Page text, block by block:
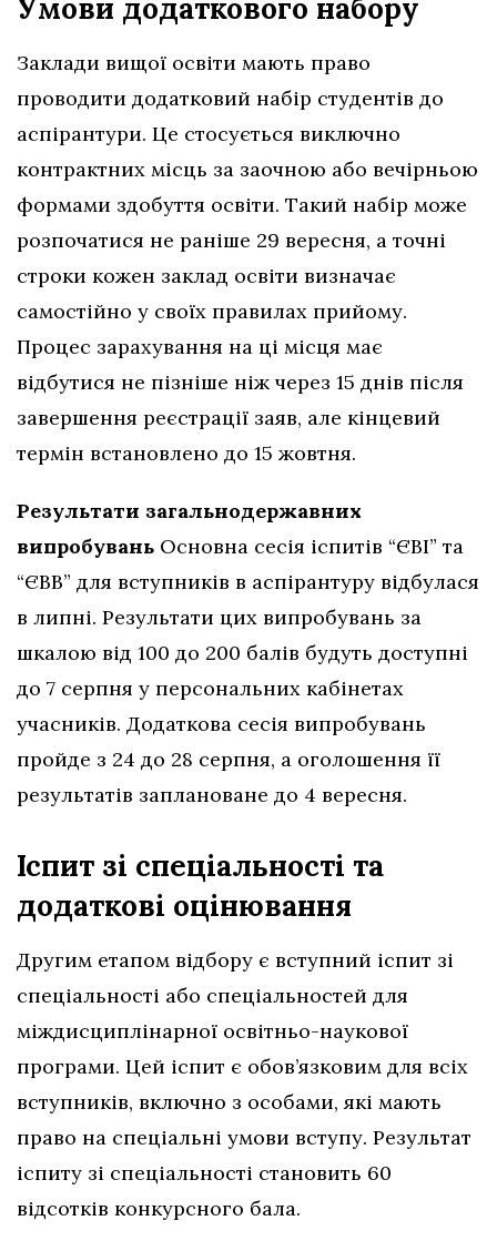
Умови додаткового набору
Заклади вищої освіти мають право
проводити додатковий набір студентів до
аспірантури. Це стосується виключно
контрактних місць за заочною або вечірньою
формами здобуття освіти. Такий набір може
розпочатися не раніше 29 вересня, а точні
строки кожен заклад освіти визначає
самостійно у своїх правилах прийому.
Процес зарахування на ці місця має
відбутися не пізніше ніж через 15 днів після
завершення реєстрації заяв, але кінцевий
термін встановлено до 15 жовтня.
Результати загальнодержавних
випробувань Основна сесія іспитів “ЄВІ” та
“ЄВВ” для вступників в аспірантуру відбулася
в липні. Результати цих випробувань за
шкалою від 100 до 200 балів будуть доступні
до 7 серпня у персональних кабінетах
учасників. Додаткова сесія випробувань
пройде з 24 до 28 серпня, а оголошення її
результатів заплановане до 4 вересня.
Іспит зі спеціальності та
додаткові оцінювання
Другим етапом відбору є вступний іспит зі
спеціальності або спеціальностей для
міждисциплінарної освітньо-наукової
програми. Цей іспит є обов’язковим для всіх
вступників, включно з особами, які мають
право на спеціальні умови вступу. Результат
іспиту зі спеціальності становить 60
відсотків конкурсного бала.